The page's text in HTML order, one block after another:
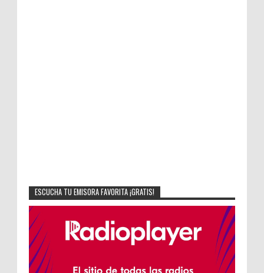
ESCUCHA TU EMISORA FAVORITA ¡GRATIS!